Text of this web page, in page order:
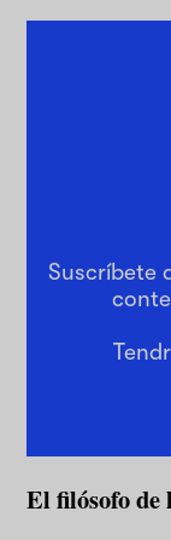
Suscríbete
El filósofo de